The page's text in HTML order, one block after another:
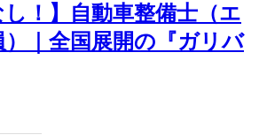
し！】自動車整備士（エ
）｜全国展開の『ガリバ